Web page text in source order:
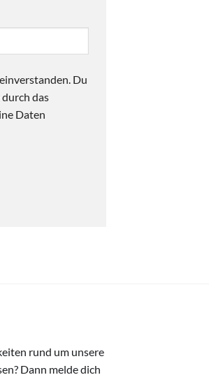
Du
das
Daten
rund um unsere
Dann melde dich